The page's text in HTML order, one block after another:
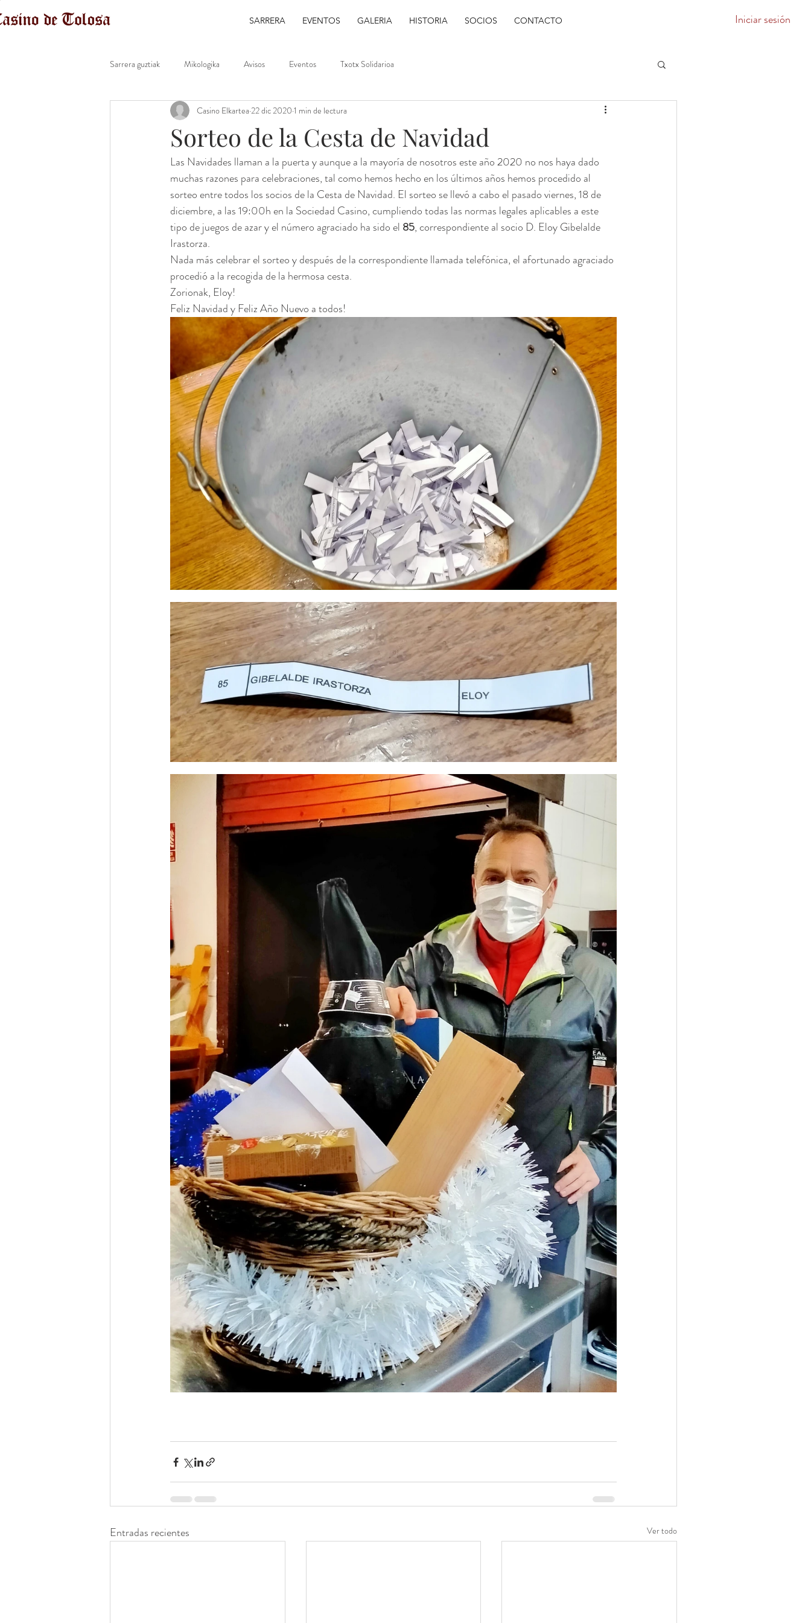
SARRERA EVENTOS GALERIA HISTORIA SOCIOS CONTACTO Iniciar sesión
Sarrera guztiak Mikologika Avisos Eventos Txotx Solidarioa
Sorteo de la Cesta de Navidad
Casino Elkartea 22 dic 2020 1 min de lectura
Las Navidades llaman a la puerta y aunque a la mayoría de nosotros este año 2020 no nos haya dado
muchas razones para celebraciones, tal como hemos hecho en los últimos años hemos procedido al
sorteo entre todos los socios de la Cesta de Navidad. El sorteo se llevó a cabo el pasado viernes, 18 de
diciembre, a las 19:00h en la Sociedad Casino, cumpliendo todas las normas legales aplicables a este
tipo de juegos de azar y el número agraciado ha sido el 85, correspondiente al socio D. Eloy Gibelalde
Irastorza.
Nada más celebrar el sorteo y después de la correspondiente llamada telefónica, el afortunado agraciado
procedió a la recogida de la hermosa cesta.
Zorionak, Eloy!
Feliz Navidad y Feliz Año Nuevo a todos!
Entradas recientes Ver todo